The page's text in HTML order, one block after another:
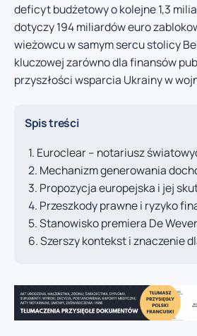
deficyt budżetowy o kolejne 1,3
dotyczy 194 miliardów euro
wieżowcu w samym sercu stolicy
kluczowej zarówno dla finansów
przyszłości wsparcia Ukrainy w
Spis treści
Euroclear – notariusz
Mechanizm generowania
Propozycja europejska i jej
Przeszkody prawne i ryzyko
Stanowisko premiera De
Szerszy kontekst i znaczenie